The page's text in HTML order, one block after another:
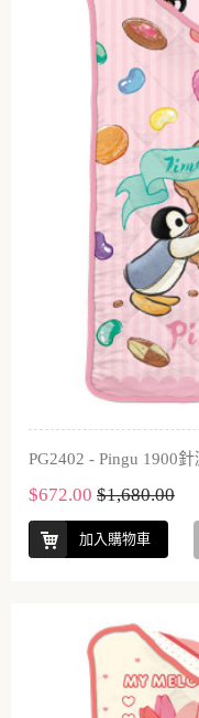
PG2402 - Pingu 1900
$672.00 $1,680.00
加入購物車